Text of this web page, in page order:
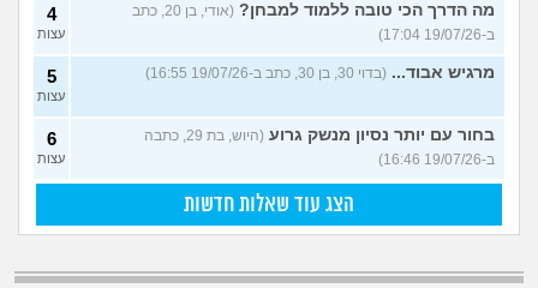
מה הדרך הכי טובה ללמוד למבחן?
(אודי, בן 20, כתב
ב-19/07/26 17:04)
4
עצות
מרגיש אבוד... (בדוי 30, בן 30, כתב ב-19/07/26 16:55) 5
עצות
בחור עם יותר נסיון מנשק גרוע
(היוש, בת 29, כתבה
ב-19/07/26 16:46)
6
עצות
הצג עוד שאלות חדשות